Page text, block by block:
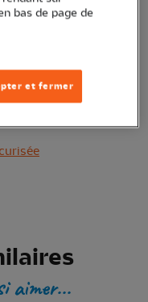
aimer...
bas de page de
et fermer